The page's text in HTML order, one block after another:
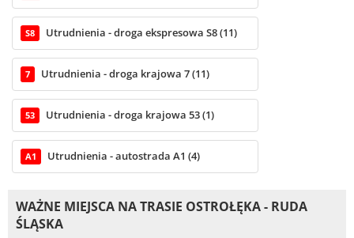
S8 Utrudnienia - droga ekspresowa S8 (11)
7 Utrudnienia - droga krajowa 7 (11)
53 Utrudnienia - droga krajowa 53 (1)
A1 Utrudnienia - autostrada A1 (4)
WAŻNE MIEJSCA NA TRASIE OSTROŁĘKA - RUDA
ŚLĄSKA